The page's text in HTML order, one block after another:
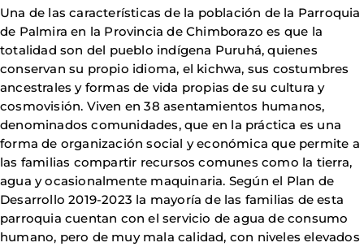
Una de las características de la población de la Parroquia
de Palmira en la Provincia de Chimborazo es que la
totalidad son del pueblo indígena Puruhá, quienes
conservan su propio idioma, el kichwa, sus costumbres
ancestrales y formas de vida propias de su cultura y
cosmovisión. Viven en 38 asentamientos humanos,
denominados comunidades, que en la práctica es una
forma de organización social y económica que permite a
las familias compartir recursos comunes como la tierra,
agua y ocasionalmente maquinaria. Según el Plan de
Desarrollo 2019-2023 la mayoría de las familias de esta
parroquia cuentan con el servicio de agua de consumo
humano, pero de muy mala calidad, con niveles elevados